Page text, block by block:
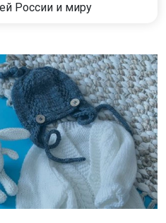
России и миру